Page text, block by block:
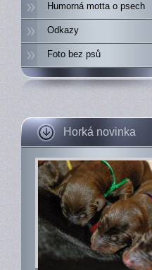
Humorná motta o psech
Odkazy
Foto bez psů
Horká novinka